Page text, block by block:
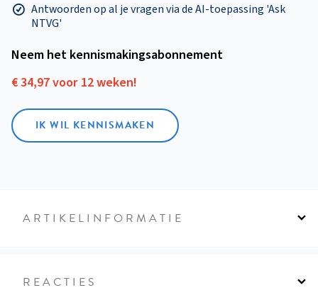
Antwoorden op al je vragen via de AI-toepassing 'Ask
NTVG'
Neem het kennismakings­abonnement
€ 34,97 voor 12 weken!
IK WIL KENNISMAKEN
ARTIKELINFORMATIE
REACTIES